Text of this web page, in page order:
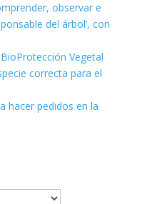
observar e
del árbol’, con
Vegetal
correcta para el
hacer pedidos en la